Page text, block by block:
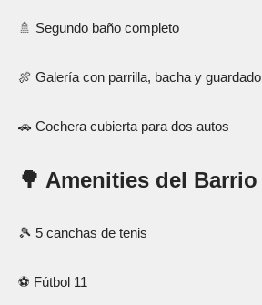
🚿 Segundo baño completo
🍖 Galería con parrilla, bacha y guardado
🚗 Cochera cubierta para dos autos
🌳 Amenities del Barrio
🎾 5 canchas de tenis
⚽ Fútbol 11